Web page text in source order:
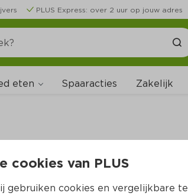
PLUS Express: over 2 uur op jouw adres
eten Spaaracties Zakelijk
cookies van PLUS
gebruiken cookies en vergelijkbare